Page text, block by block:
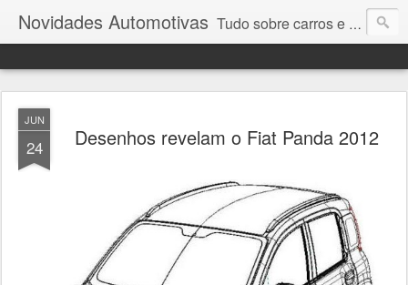
Novidades Automotivas Tudo sobre carros e motores
JUN
24 Desenhos revelam o Fiat Panda 2012